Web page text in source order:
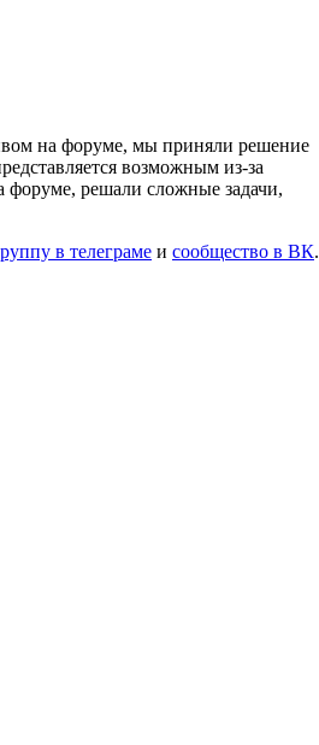
на форуме, мы приняли решение
возможным из-за
форуме, решали сложные задачи,
в телеграме и сообщество в ВК.